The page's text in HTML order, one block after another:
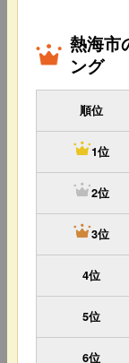
熱海市
ング
順位
1位
2位
3位
4位
5位
6位